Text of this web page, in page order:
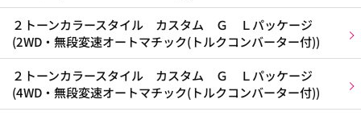
２トーンカラースタイル カスタム Ｇ Ｌパッケージ
(2WD・無段変速オートマチック(トルクコンバーター付))
２トーンカラースタイル カスタム Ｇ Ｌパッケージ
(4WD・無段変速オートマチック(トルクコンバーター付))